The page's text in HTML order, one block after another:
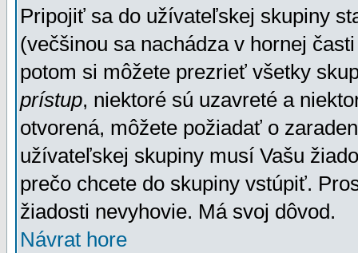
Pripojiť sa do užívateľskej skupiny
(večšinou sa nachádza v hornej
potom si môžete prezrieť všetky
prístup, niektoré sú uzavreté a
otvorená, môžete požiadať o
užívateľskej skupiny musí Vašu
prečo chcete do skupiny vstúpiť.
žiadosti nevyhovie. Má svoj dôvod.
Návrat hore